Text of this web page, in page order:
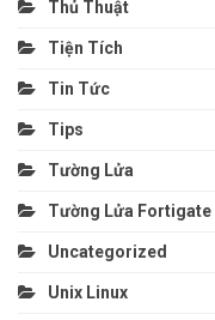
Thủ Thuật
Tiện Tích
Tin Tức
Tips
Tường Lửa
Tường Lửa Fortigate
Uncategorized
Unix Linux